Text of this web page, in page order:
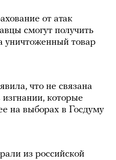
от атак
смогут получить
уничтоженный товар
что не связана
которые
на выборах в Госдуму
из российской